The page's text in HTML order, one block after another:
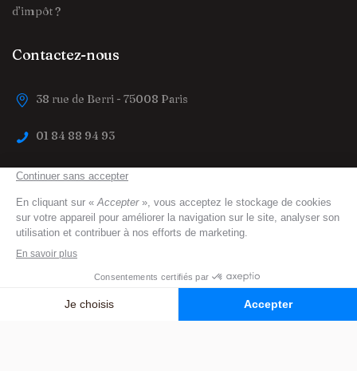
d’impôt ?
Contactez-nous
38 rue de Berri - 75008 Paris
01 84 88 94 93
contact@trouver-maison-de-retraite.fr
trouver-maison-de-retraite.fr© 2023 All Right